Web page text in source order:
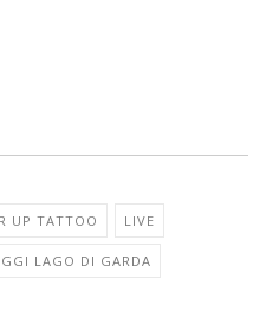
UP TATTOO LIVE
LAGO DI GARDA